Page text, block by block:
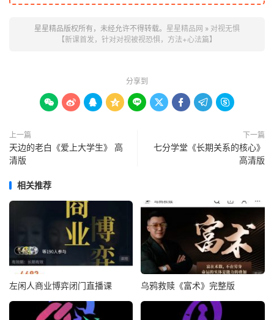
星星精品版权所有，未经允许不得转载。 星星精品网 » 对视无惧
【新课首发，针对对视被视恐惧，方法+心法篇】
分享到
        
上一篇
天边的老白《爱上大学生》 高
清版
下一篇
七分学堂《长期关系的核心》
高清版
相关推荐
左闲人商业博弈闭门直播课 乌鸦救赎《富术》完整版